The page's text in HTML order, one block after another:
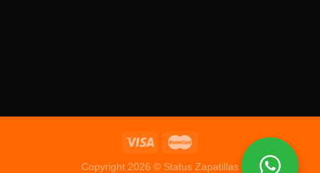
Copyright 2026 © Status Zapatillas